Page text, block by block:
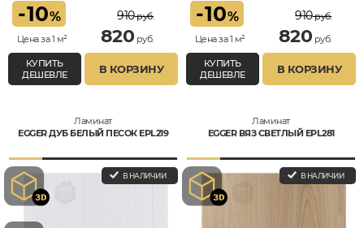
-10%
Цена за 1 м²
910руб.
820 руб.
КУПИТЬ
ДЕШЕВЛЕ
В КОРЗИНУ
-10%
Цена за 1 м²
910руб.
820 руб.
КУПИТЬ
ДЕШЕВЛЕ
В КОРЗИНУ
Ламинат
EGGER ДУБ БЕЛЫЙ ПЕСОК EPL219
В НАЛИЧИИ
Ламинат
EGGER ВЯЗ СВЕТЛЫЙ EPL281
В НАЛИЧИИ